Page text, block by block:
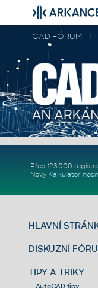
CAD FÓRUM -
Přes 123.000
Nový Kalkulátor
HLAVNÍ
DISKUZNÍ
TIPY A TRIKY
AutoCAD tipy